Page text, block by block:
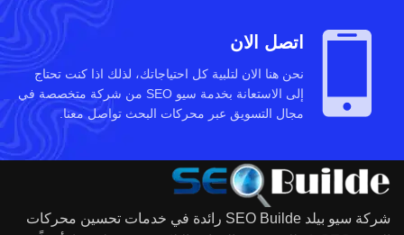
اتصل الان
نحن هنا الان لتلبية كل احتياجاتك، لذلك اذا كنت تحتاج
إلى الاستعانة بخدمة سيو SEO من شركة متخصصة في
مجال التسويق عبر محركات البحث تواصل معنا.
شركة سيو بيلد SEO Builde رائدة في خدمات تحسين محركات